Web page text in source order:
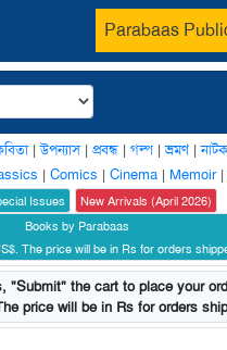
Parabaas
|উপন্যাস| প্রবন্ধ | গল্প |ভ্রমণ|নাটক
| Comics | Cinema | Memoir|
Issues
New Arrivals (April 2026)
Books by Parabaas
The price will be in Rs for orders
"Submit" the cart to place your
price will be in Rs for orders